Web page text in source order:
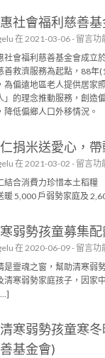
懷
社
福
利
基
金
會
社會福利慈善基
在 2021-03-06 - 在
〈
介
惠
社
會
福
慈
善
金
會
中
留言功
社會福利慈善基金會成立
善救濟服務為起點，88年
為偏遠地區老人提供居家
」的理念推動服務，創造
降低偏鄉人口外移情況。
捐米送愛心，
在 2021-03-02 - 在
〈
里
仁
米
送
心
，
社
會
留言功
結合消費力珍惜本土稻糧
暖 5,000 戶弱勢家庭及
弱勢孩童募集
在 2020-06-09 - 在
〈
清
寒
孩
留言功
是靈魂之窗，幫助清寒弱
清寒弱勢家庭孩子，因家
寒弱勢孩童寒
基金會)